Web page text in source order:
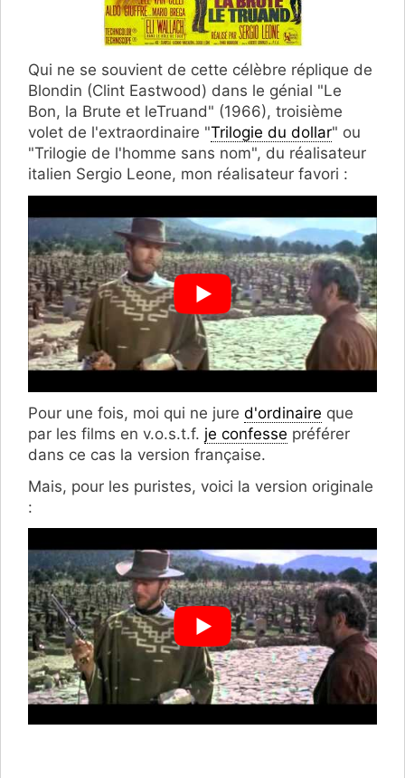
Qui ne se souvient de cette célèbre réplique de
Blondin (Clint Eastwood) dans le génial "Le
Bon, la Brute et leTruand" (1966), troisième
volet de l'extraordinaire "Trilogie du dollar" ou
"Trilogie de l'homme sans nom", du réalisateur
italien Sergio Leone, mon réalisateur favori :
Pour une fois, moi qui ne jure d'ordinaire que
par les films en v.o.s.t.f. je confesse préférer
dans ce cas la version française.
Mais, pour les puristes, voici la version originale
: